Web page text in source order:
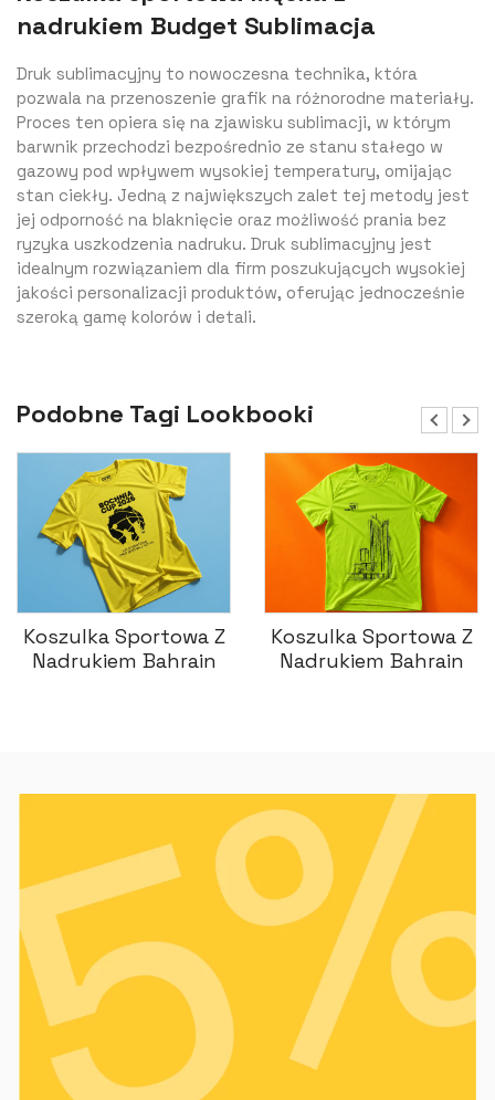
nadrukiem Budget Sublimacja
Druk sublimacyjny to nowoczesna technika, która
pozwala na przenoszenie grafik na różnorodne materiały.
Proces ten opiera się na zjawisku sublimacji, w którym
barwnik przechodzi bezpośrednio ze stanu stałego w
gazowy pod wpływem wysokiej temperatury, omijając
stan ciekły. Jedną z największych zalet tej metody jest
jej odporność na blaknięcie oraz możliwość prania bez
ryzyka uszkodzenia nadruku. Druk sublimacyjny jest
idealnym rozwiązaniem dla firm poszukujących wysokiej
jakości personalizacji produktów, oferując jednocześnie
szeroką gamę kolorów i detali.
Podobne Tagi Lookbooki
Koszulka Sportowa Z
Nadrukiem Bahrain
Koszulka Sportowa Z
Nadrukiem Bahrain